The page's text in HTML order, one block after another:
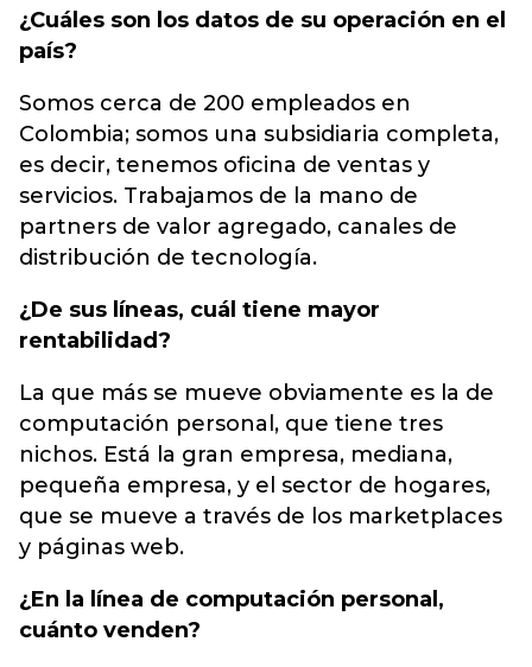
¿Cuáles son los datos de su operación en el
país?
Somos cerca de 200 empleados en
Colombia; somos una subsidiaria completa,
es decir, tenemos oficina de ventas y
servicios. Trabajamos de la mano de
partners de valor agregado, canales de
distribución de tecnología.
¿De sus líneas, cuál tiene mayor
rentabilidad?
La que más se mueve obviamente es la de
computación personal, que tiene tres
nichos. Está la gran empresa, mediana,
pequeña empresa, y el sector de hogares,
que se mueve a través de los marketplaces
y páginas web.
¿En la línea de computación personal,
cuánto venden?